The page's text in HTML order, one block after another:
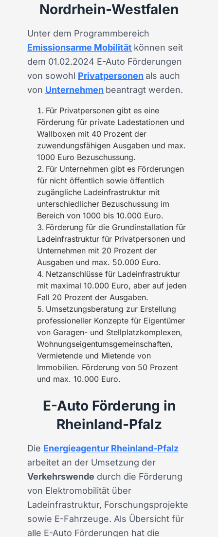
Nordrhein-Westfalen
Unter dem Programmbereich
Emissionsarme Mobilität können seit
dem 01.02.2024 E-Auto Förderungen
von sowohl Privatpersonen als auch
von Unternehmen beantragt werden.
Für Privatpersonen gibt es eine
Förderung für private Ladestationen und
Wallboxen mit 40 Prozent der
zuwendungsfähigen Ausgaben und max.
1000 Euro Bezuschussung.
Für Unternehmen gibt es Förderungen
für nicht öffentlich sowie öffentlich
zugängliche Ladeinfrastruktur mit
unterschiedlicher Bezuschussung im
Bereich von 1000 bis 10.000 Euro.
Förderung für die Grundinstallation für
Ladeinfrastruktur für Privatpersonen und
Unternehmen mit 20 Prozent der
Ausgaben und max. 50.000 Euro.
Netzanschlüsse für Ladeinfrastruktur
mit maximal 10.000 Euro, aber auf jeden
Fall 20 Prozent der Ausgaben.
Umsetzungsberatung zur Erstellung
professioneller Konzepte für Eigentümer
von Garagen- und Stellplatzkomplexen,
Wohnungseigentumsgemeinschaften,
Vermietende und Mietende von
Immobilien. Förderung von 50 Prozent
und max. 10.000 Euro.
E-Auto Förderung in
Rheinland-Pfalz
Die Energieagentur Rheinland-Pfalz
arbeitet an der Umsetzung der
Verkehrswende durch die Förderung
von Elektromobilität über
Ladeinfrastruktur, Forschungsprojekte
sowie E-Fahrzeuge. Als Übersicht für
alle E-Auto Förderungen hat die